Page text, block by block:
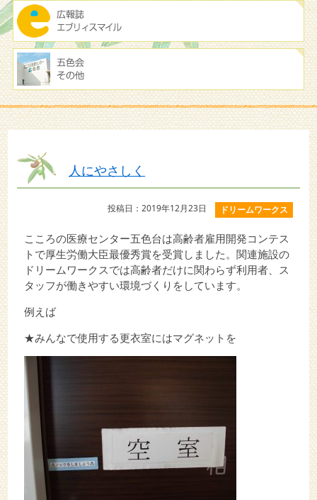
人にやさしく
ドリームワークス
投稿日：2019年12月23日
こころの医療センター五色台は高齢者雇用開発コンテス
トで厚生労働大臣最優秀賞を受賞しました。関連施設の
ドリームワークスでは高齢者だけに関わらず利用者、ス
タッフが働きやすい環境づくりをしています。
例えば
★みんなで使用する更衣室にはマグネットを